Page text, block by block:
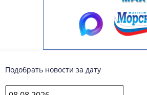
Подобрать новости за дату